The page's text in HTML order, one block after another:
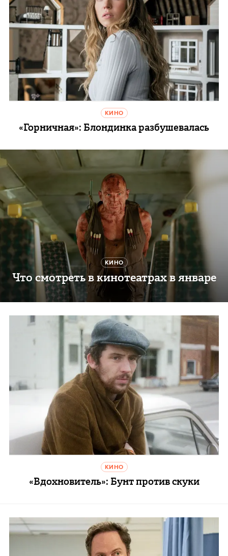
КИНО
«Горничная»: Блондинка разбушевалась
КИНО
Что смотреть в кинотеатрах в январе
КИНО
«Вдохновитель»: Бунт против скуки